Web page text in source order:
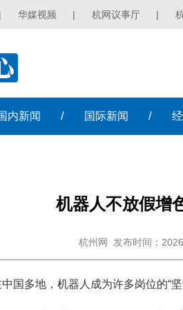
| 华媒视频 | 杭网议事厅 |
内新闻 / 国际新闻 /
机器人不放假增
杭州网 发布时间：
国多地，机器人成为许多岗位的“